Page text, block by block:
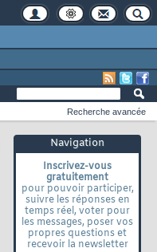
Navigation
Inscrivez-vous
gratuitement
pour pouvoir participer,
suivre les réponses en
temps réel, voter pour
les messages, poser vos
propres questions et
recevoir la newsletter
Recherche avancée